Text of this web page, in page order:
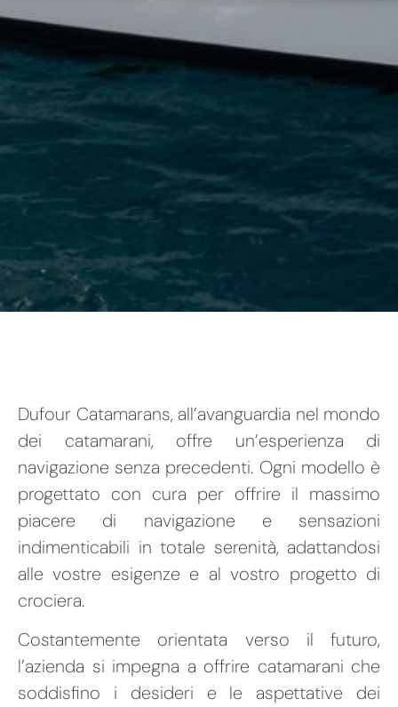
Dufour Catamarans, all’avanguardia nel mondo
dei catamarani, offre un’esperienza di
navigazione senza precedenti. Ogni modello è
progettato con cura per offrire il massimo
piacere di navigazione e sensazioni
indimenticabili in totale serenità, adattandosi
alle vostre esigenze e al vostro progetto di
crociera.
Costantemente orientata verso il futuro,
l’azienda si impegna a offrire catamarani che
soddisfino i desideri e le aspettative dei